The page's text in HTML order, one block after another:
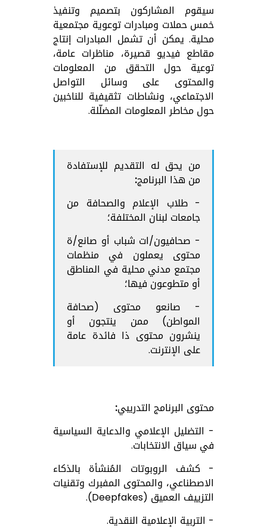
سيقوم المشاركون بتصميم وتنفيذ
خمس حملات ومبادرات توعوية مجتمعية
محلية. يمكن أنتشمل المبادرات إنتاج
مقاطع فيديو قصيرة، مناظرات عامة،
توعية حول التحقق من المعلومات
والمحتوى على وسائل التواصل
الاجتماعي، ونشاطات تثقيفية للناخبين
حول مخاطر المعلومات المضلّلة.
من يحق له التقديم للإستفادة
من هذا البرنامج:
- طلاب الإعلام والصحافة من
جامعات لبنان المختلفة؛
- صحافيون/ات شباب أو صانع/ة
محتوى يعملون في منظمات
مجتمع مدني محلية في المناطق
أو متطوعون فيها؛
- صانعو محتوى (صحافة
المواطن) ممن ينتجون أو
ينشرون محتوى ذا فائدة عامة
على الإنترنت.
محتوى البرنامج التدريبي:
- التضليل الإعلامي والدعاية السياسية
في سياق الانتخابات.
- كشف الروبوتات المُنشأة بالذكاء
الاصطناعي، والمحتوى المفبرك وتقنيات
التزييف العميق (Deepfakes).
- التربية الإعلامية النقدية.